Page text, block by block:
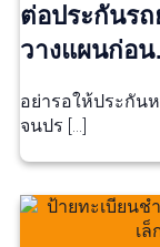
ต่อประกันร
วางแผนก่อ
อย่ารอให้ประกั
จนปร […]